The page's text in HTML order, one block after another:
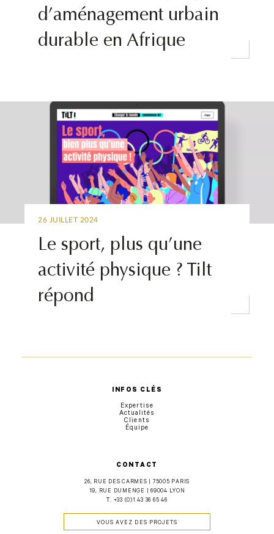
d’aménagement urbain
durable en Afrique
26 JUILLET 2024
Le sport, plus qu’une
activité physique ? Tilt
répond
CONTACT
26, RUE DES CARMES | 75005 PARIS
19, RUE DUMENGE | 69004 LYON
T. +33 (0)1 43 36 65 46
VOUS AVEZ DES PROJETS
INFOS CLÉS
Expertise
Actualités
Clients
Équipe